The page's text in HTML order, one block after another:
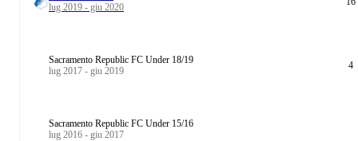
lug 2019 - giu 2020
Sacramento Republic FC Under 18/19
lug 2017 - giu 2019
4
Sacramento Republic FC Under 15/16
lug 2016 - giu 2017